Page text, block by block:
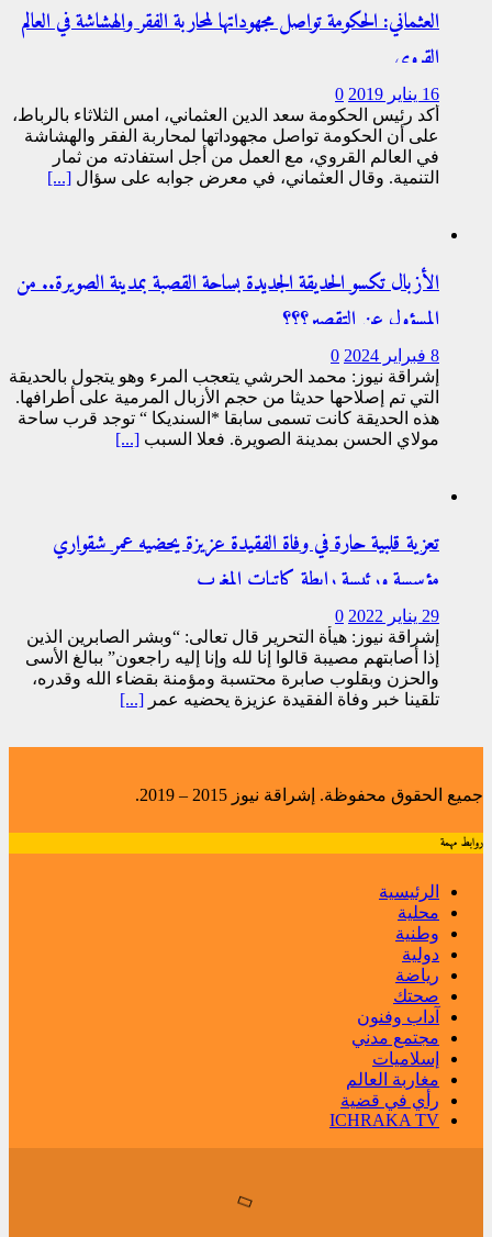
العثماني: الحكومة تواصل مجهوداتها لمحاربة الفقر والهشاشة في العالم
القروي
16 يناير 2019
0
أكد رئيس الحكومة سعد الدين العثماني، امس الثلاثاء بالرباط،
على أن الحكومة تواصل مجهوداتها لمحاربة الفقر والهشاشة
في العالم القروي، مع العمل من أجل استفادته من ثمار
التنمية. وقال العثماني، في معرض جوابه على سؤال [...]
الأزبال تكسو الحديقة الجديدة بساحة القصبة بمدينة الصويرة.. من
المسؤول عن التقصير؟؟؟
8 فبراير 2024
0
إشراقة نيوز: محمد الحرشي يتعجب المرء وهو يتجول بالحديقة
التي تم إصلاحها حديثا من حجم الأزبال المرمية على أطرافها.
هذه الحديقة كانت تسمى سابقا *السنديكا “ توجد قرب ساحة
مولاي الحسن بمدينة الصويرة. فعلا السبب [...]
تعزية قلبية حارة في وفاة الفقيدة عزيزة يحضيه عمر شقواري
مؤسسة ورئيسة رابطة كاتبات المغرب
29 يناير 2022
0
إشراقة نيوز: هيأة التحرير قال تعالى: “وبشر الصابرين الذين
إذا أصابتهم مصيبة قالوا إنا لله وإنا إليه راجعون” ببالغ الأسى
والحزن وبقلوب صابرة محتسبة ومؤمنة بقضاء الله وقدره،
تلقينا خبر وفاة الفقيدة عزيزة يحضيه عمر [...]
جميع الحقوق محفوظة. إشراقة نيوز 2015 – 2019.
روابط مهمة
الرئيسية
محلية
وطنية
دولية
رياضة
صحتك
آداب وفنون
مجتمع مدني
إسلاميات
مغاربة العالم
رأي في قضية
ICHRAKA TV